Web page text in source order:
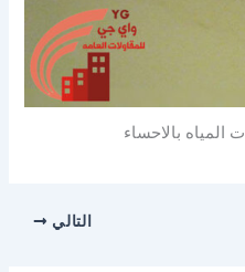
بالاحساء
التالي